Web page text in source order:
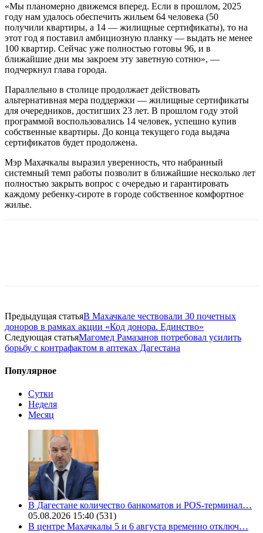
«Мы планомерно движемся вперед. Если в прошлом, 2025
году нам удалось обеспечить жильем 64 человека (50
получили квартиры, а 14 — жилищные сертификаты), то на
этот год я поставил амбициозную планку — выдать не менее
100 квартир. Сейчас уже полностью готовы 96, и в
ближайшие дни мы закроем эту заветную сотню», —
подчеркнул глава города.
Параллельно в столице продолжает действовать
альтернативная мера поддержки — жилищные сертификаты
для очередников, достигших 23 лет. В прошлом году этой
программой воспользовались 14 человек, успешно купив
собственные квартиры. До конца текущего года выдача
сертификатов будет продолжена.
Мэр Махачкалы выразил уверенность, что набранный
системный темп работы позволит в ближайшие несколько лет
полностью закрыть вопрос с очередью и гарантировать
каждому ребенку-сироте в городе собственное комфортное
жилье.
Предыдущая статьяВ Махачкале чествовали 30 почетных
доноров в рамках акции «Код донора. Единство»
Следующая статьяМагомед Рамазанов потребовал усилить
борьбу с контрафактом в аптеках Дагестана
Популярное
Сутки
Неделя
Месяц
В Дагестане количество банкоматов и POS-терминал…
05.08.2026 15:40 (531)
В центре Махачкалы 5 и 6 августа временно отключ…